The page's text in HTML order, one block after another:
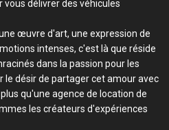
vous délivrer des véhicules
œuvre d'art, une expression de
intenses, c'est là que réside
dans la passion pour les
le désir de partager cet amour avec
qu'une agence de location de
les créateurs d'expériences